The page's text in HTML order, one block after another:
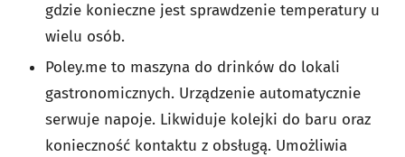
gdzie konieczne jest sprawdzenie temperatury u
wielu osób.
Poley.me to maszyna do drinków do lokali
gastronomicznych. Urządzenie automatycznie
serwuje napoje. Likwiduje kolejki do baru oraz
konieczność kontaktu z obsługą. Umożliwia